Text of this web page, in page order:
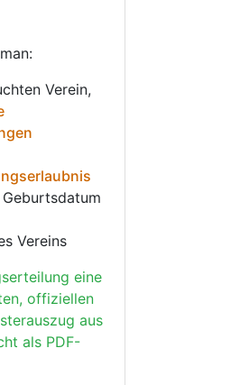
Verein,
Vereins
eine
offiziellen
aus
als PDF-